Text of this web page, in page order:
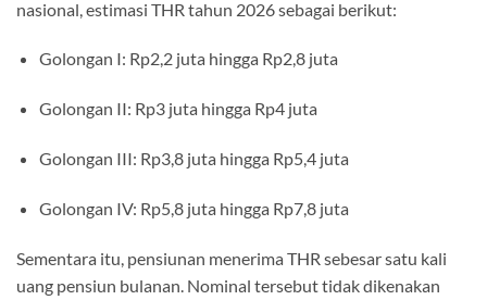
nasional, estimasi THR tahun 2026 sebagai berikut:
Golongan I: Rp2,2 juta hingga Rp2,8 juta
Golongan II: Rp3 juta hingga Rp4 juta
Golongan III: Rp3,8 juta hingga Rp5,4 juta
Golongan IV: Rp5,8 juta hingga Rp7,8 juta
Sementara itu, pensiunan menerima THR sebesar satu kali
uang pensiun bulanan. Nominal tersebut tidak dikenakan